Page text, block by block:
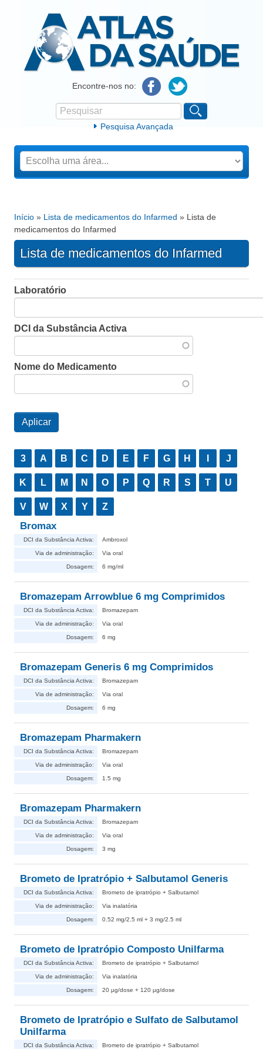
Atlas da SaúdeEncontre-nos no:
Formulário de procura
Pesquisar
Pesquisa Avançada
Está aqui
Início » Lista de medicamentos do Infarmed » Lista de
medicamentos do Infarmed
Lista de medicamentos do Infarmed
Laboratório
DCI da Substância Activa
Nome do Medicamento
3 A B C D E F G H J
K L M N O P Q R S T U
V W X Y Z
Bromax
DCI da Substância Activa: Ambroxol
Via de administração: Via oral
Dosagem: 6 mg/ml
Bromazepam Arrowblue 6 mg Comprimidos
DCI da Substância Activa: Bromazepam
Via de administração: Via oral
Dosagem: 6 mg
Bromazepam Generis 6 mg Comprimidos
DCI da Substância Activa: Bromazepam
Via de administração: Via oral
Dosagem: 6 mg
Bromazepam Pharmakern
DCI da Substância Activa: Bromazepam
Via de administração: Via oral
Dosagem: 1.5 mg
Bromazepam Pharmakern
DCI da Substância Activa: Bromazepam
Via de administração: Via oral
Dosagem: 3 mg
Brometo de Ipratrópio + Salbutamol Generis
DCI da Substância Activa: Brometo de ipratrópio + Salbutamol
Via de administração: Via inalatória
Dosagem: 0.52 mg/2.5 ml + 3 mg/2.5 ml
Brometo de Ipratrópio Composto Unilfarma
DCI da Substância Activa: Brometo de ipratrópio + Salbutamol
Via de administração: Via inalatória
Dosagem: 20 µg/dose + 120 µg/dose
Brometo de Ipratrópio e Sulfato de Salbutamol
Unilfarma
DCI da Substância Activa: Brometo de ipratrópio + Salbutamol